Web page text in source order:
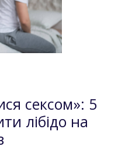
сексом»: 5
лібідо на